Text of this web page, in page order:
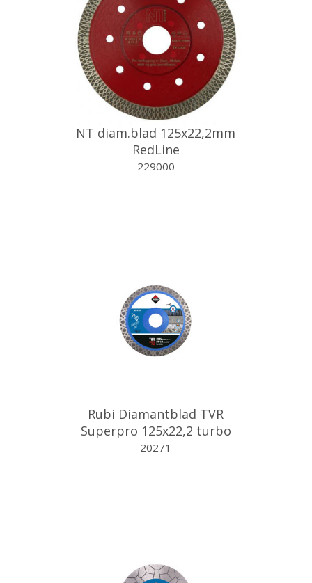
NT diam.blad 125x22,2mm
RedLine
229000
Rubi Diamantblad TVR
Superpro 125x22,2 turbo
20271